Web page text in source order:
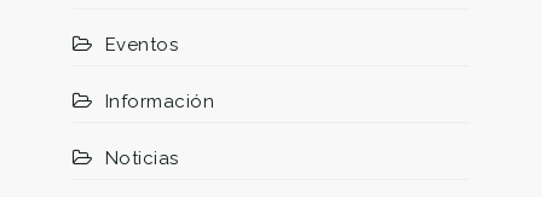
Eventos
Información
Noticias